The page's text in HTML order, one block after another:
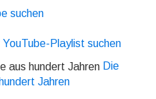
suchen
Playlist suchen
Die
Jahren